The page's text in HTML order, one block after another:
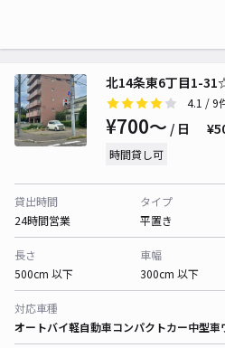
北14条東6丁目1-
4.1 / 9
¥700〜 / 日
時間貸し可
貸出時間
24時間営業
タイプ
平置き
長さ
500cm 以下
車幅
300cm 以下
対応車種
オートバイ軽自動車コンパクトカー中型車